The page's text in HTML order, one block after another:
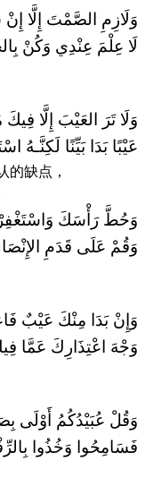
وَلَازِمِ الصَّمْتَ إِلَّا
لَا عِلْمَ عِنْدِي وَكُنْ
وَلَا تَرَ العَيْبَ إِلَّا فِيكَ
عَيْبًا بَدَا بَيِّنًا لَكِنَّـهُ
的缺点，
وَحُطَّ رَأْسَكَ
وَقُمْ عَلَى قَدَمِ
وَإِنْ بَدَا مِنْكَ عَيْبٌ
وَجْهَ اعْتِذَارِكَ عَمَّا
وَقُلْ عُبَيْدُكُمُ أَوْلَى
فَسَامِحُوا وَخُذُوا